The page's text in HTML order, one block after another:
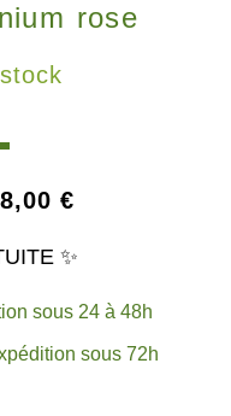
rose
€
✨
sous 24 à 48h
sous 72h